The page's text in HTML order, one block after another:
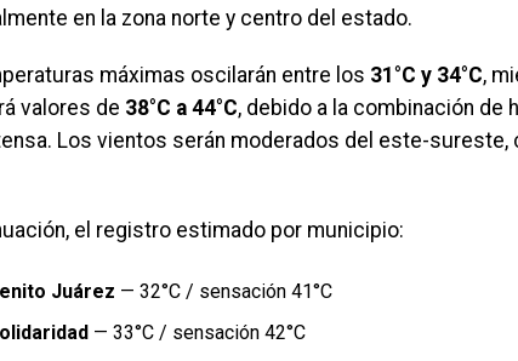
en la zona norte y centro del estado.
máximas oscilarán entre los 31°C y 34°C,
valores de 38°C a 44°C, debido a la combinación de
Los vientos serán moderados del este-sureste,
el registro estimado por municipio:
Juárez — 32°C / sensación 41°C
— 33°C / sensación 42°C